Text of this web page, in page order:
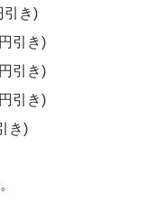
引き)
引き)
引き)
引き)
き)